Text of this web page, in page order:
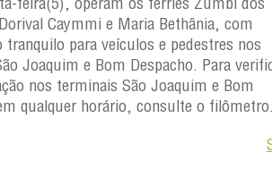
Caymmi e Maria Bethânia, com
para veículos e pedestres nos
Joaquim e Bom Despacho. Para
nos terminais São Joaquim e Bom
qualquer horário, consulte o